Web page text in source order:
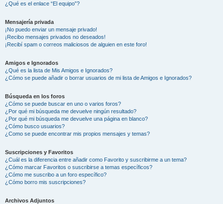
¿Qué es el enlace “El equipo”?
Mensajería privada
¡No puedo enviar un mensaje privado!
¡Recibo mensajes privados no deseados!
¡Recibí spam o correos maliciosos de alguien en este foro!
Amigos e Ignorados
¿Qué es la lista de Mis Amigos e Ignorados?
¿Cómo se puede añadir o borrar usuarios de mi lista de Amigos e Ignorados?
Búsqueda en los foros
¿Cómo se puede buscar en uno o varios foros?
¿Por qué mi búsqueda me devuelve ningún resultado?
¿Por qué mi búsqueda me devuelve una página en blanco?
¿Cómo busco usuarios?
¿Como se puede encontrar mis propios mensajes y temas?
Suscripciones y Favoritos
¿Cuál es la diferencia entre añadir como Favorito y suscribirme a un tema?
¿Cómo marcar Favoritos o suscribirse a temas específicos?
¿Cómo me suscribo a un foro específico?
¿Cómo borro mis suscripciones?
Archivos Adjuntos